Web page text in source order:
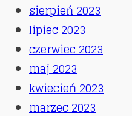
sierpień 2023
lipiec 2023
czerwiec 2023
maj 2023
kwiecień 2023
marzec 2023